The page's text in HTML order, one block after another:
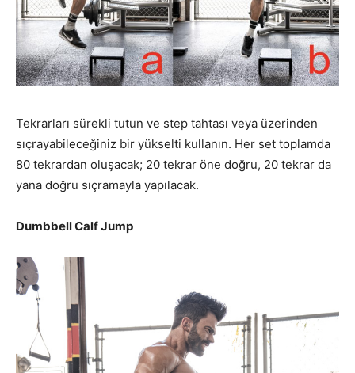
Tekrarları sürekli tutun ve step tahtası veya üzerinden
sıçrayabileceğiniz bir yükselti kullanın. Her set toplamda
80 tekrardan oluşacak; 20 tekrar öne doğru, 20 tekrar da
yana doğru sıçramayla yapılacak.
Dumbbell Calf Jump